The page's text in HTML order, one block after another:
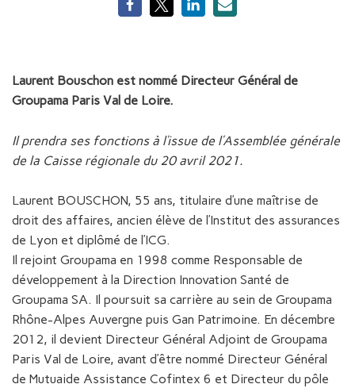
Laurent Bouschon est nommé Directeur Général de
Groupama Paris Val de Loire.
Il prendra ses fonctions à l’issue de l’Assemblée générale
de la Caisse régionale du 20 avril 2021.
Laurent BOUSCHON, 55 ans, titulaire d’une maîtrise de
droit des affaires, ancien élève de l’Institut des assurances
de Lyon et diplômé de l’ICG.
Il rejoint Groupama en 1998 comme Responsable de
développement à la Direction Innovation Santé de
Groupama SA. Il poursuit sa carrière au sein de Groupama
Rhône-Alpes Auvergne puis Gan Patrimoine. En décembre
2012, il devient Directeur Général Adjoint de Groupama
Paris Val de Loire, avant d’être nommé Directeur Général
de Mutuaide Assistance Cofintex 6 et Directeur du pôle